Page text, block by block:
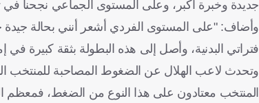
جديدة وخبرة أكبر، وعلى المستوى الجماعي نجحنا
وأضاف: "على المستوى الفردي أشعر أنني بحالة جيدة
فتراتي البدنية، وأصل إلى هذه البطولة بثقة كبيرة في
وتحدث لاعب الهلال عن الضغوط المصاحبة للمنتخب
المنتخب معتادون على هذا النوع من الضغط، فمعظم